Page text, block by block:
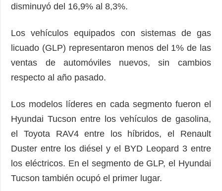
disminuyó del 16,9% al 8,3%.
Los vehículos equipados con sistemas de gas
licuado (GLP) representaron menos del 1% de las
ventas de automóviles nuevos, sin cambios
respecto al año pasado.
Los modelos líderes en cada segmento fueron el
Hyundai Tucson entre los vehículos de gasolina,
el Toyota RAV4 entre los híbridos, el Renault
Duster entre los diésel y el BYD Leopard 3 entre
los eléctricos. En el segmento de GLP, el Hyundai
Tucson también ocupó el primer lugar.